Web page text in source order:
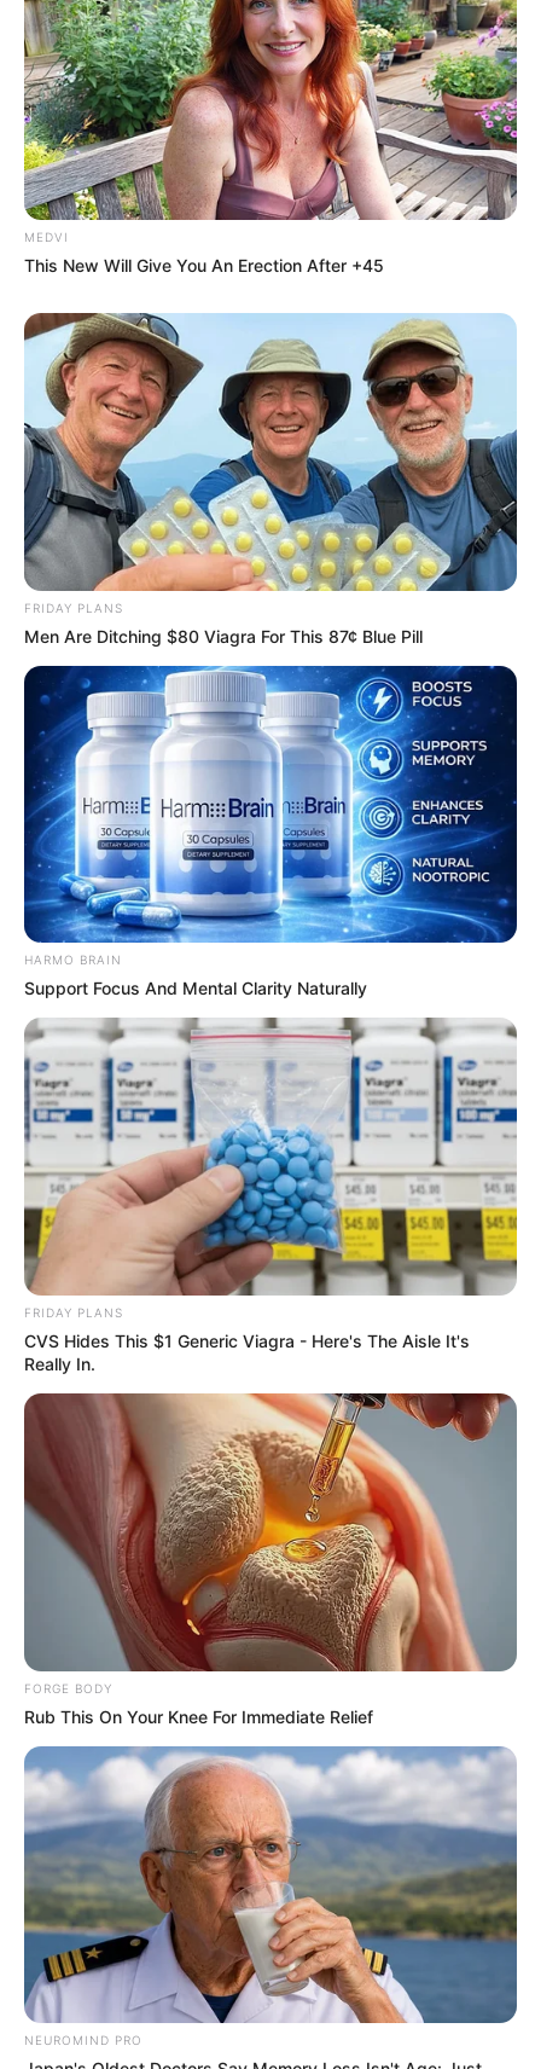
DNA Analysis Revealed The Sick Truth About Ancient
Vikings
BRAINBERRIES
Remember These Iconic '90s Couples? See The List
That Defined A Generation
BRAINBERRIES
46 Years Later, The Blue Lagoon Stars Look
Unrecognizable
BRAINBERRIES
Why this ordinary drink is the secret to feeling your
best every day
CTA LOVE
Bollywood’s Boldest Dance Scenes Still Trending
BRAINBERRIES
90s Hair Trends That Screamed "Please Don't Try"
BRAINBERRIES
เว็บไซต์นี้ใช้คุกกี้
เพื่อการนำเสนอเนื้อหาที่ดี รวมถึงการจัดการข้อมูลส่วนบุคคล เพื่อให้คุณได้รับ
ประสบการณ์ที่ดีบนบริการของเว็บไซต์เรา หากคุณใช้บริการเว็บไซต์นี้ต่อไปโดย
ไม่มีการปรับตั้งค่าใดๆนั้น แสดงว่าคุณยอมรับนโยบายคุกกี้และนโยบายส่วน
บุคคลของเรา
ยอมรับ เรียนรู้เพิ่มเติม
MEDVI
This New Will Give You An Erection After +45
FRIDAY PLANS
Men Are Ditching $80 Viagra For This 87¢ Blue Pill
HARMO BRAIN
Support Focus And Mental Clarity Naturally
FRIDAY PLANS
CVS Hides This $1 Generic Viagra - Here's The Aisle It's
Really In.
FORGE BODY
Rub This On Your Knee For Immediate Relief
NEUROMIND PRO